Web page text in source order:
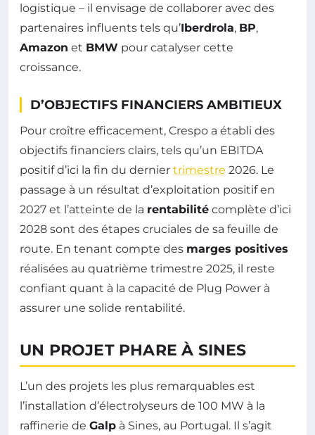
logistique – il envisage de collaborer avec des
partenaires influents tels qu’Iberdrola, BP,
Amazon et BMW pour catalyser cette
croissance.
D’OBJECTIFS FINANCIERS AMBITIEUX
Pour croître efficacement, Crespo a établi des
objectifs financiers clairs, tels qu’un EBITDA
positif d’ici la fin du dernier trimestre 2026. Le
passage à un résultat d’exploitation positif en
2027 et l’atteinte de la rentabilité complète d’ici
2028 sont des étapes cruciales de sa feuille de
route. En tenant compte des marges positives
réalisées au quatrième trimestre 2025, il reste
confiant quant à la capacité de Plug Power à
assurer une solide rentabilité.
UN PROJET PHARE À SINES
L’un des projets les plus remarquables est
l’installation d’électrolyseurs de 100 MW à la
raffinerie de Galp à Sines, au Portugal. Il s’agit